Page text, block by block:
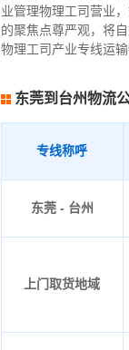
业管理物理工司营业
的聚焦点尊严观，将
物理工司产业专线运
东莞到台州物流
专线称呼
东莞 - 台州
上门取货地域